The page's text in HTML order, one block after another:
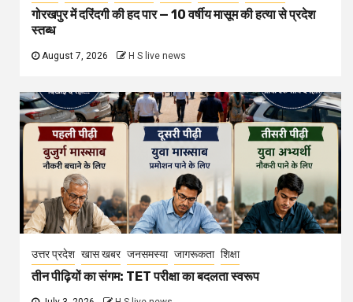
गोरखपुर में दरिंदगी की हद पार — 10 वर्षीय मासूम की हत्या से प्रदेश
स्तब्ध
August 7, 2026 H S live news
उत्तर प्रदेश खास खबर जनसमस्या जागरूकता शिक्षा
तीन पीढ़ियों का संगम: TET परीक्षा का बदलता स्वरूप